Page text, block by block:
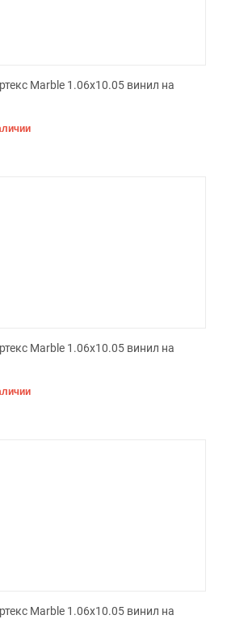
Marble 1.06x10.05 винил на
Marble 1.06x10.05 винил на
Marble 1.06x10.05 винил на